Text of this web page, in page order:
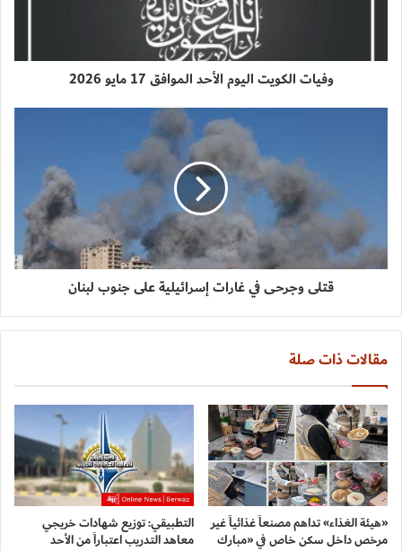
وفيات الكويت اليوم الأحد الموافق 17 مايو 2026
قتلى وجرحى في غارات إسرائيلية على جنوب لبنان
مقالات ذات صلة
«هيئة الغذاء» تداهم مصنعاً غذائياً غير
مرخص داخل سكن خاص في «مبارك
التطبيقي: توزيع شهادات خريجي
معاهد التدريب اعتباراً من الأحد